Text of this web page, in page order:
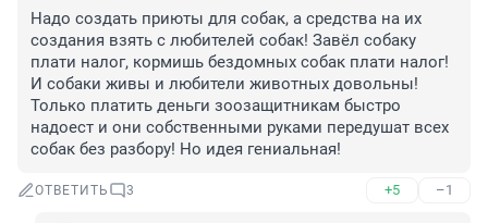
Надо создать приюты для собак, а средства на их
создания взять с любителей собак! Завёл собаку
плати налог, кормишь бездомных собак плати налог!
И собаки живы и любители животных довольны!
Только платить деньги зоозащитникам быстро
надоест и они собственными руками передушат всех
собак без разбору! Но идея гениальная!
ОТВЕТИТЬ 3 +5 –1